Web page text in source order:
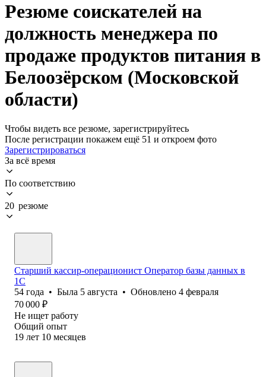
Резюме соискателей на
должность менеджера по
продаже продуктов питания в
Белоозёрском (Московской
области)
Чтобы видеть все резюме, зарегистрируйтесь
После регистрации покажем ещё 51 и откроем фото
Зарегистрироваться
За всё время
По соответствию
20 резюме
Старший кассир-операционист Оператор базы данных в
1С
54 года • Была 5 августа • Обновлено 4 февраля
70 000 ₽
Не ищет работу
Общий опыт
19 лет 10 месяцев